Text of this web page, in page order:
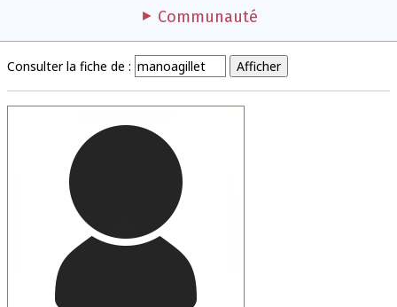
Communauté
Consulter la fiche de :